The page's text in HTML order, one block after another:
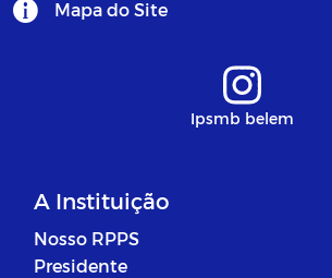
Mapa do Site
Ipsmb belem
A Instituição
Nosso RPPS
Presidente